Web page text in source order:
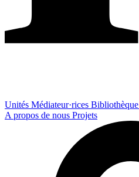
Unités Médiateur·rices Bibliothèque
A propos de nous Projets